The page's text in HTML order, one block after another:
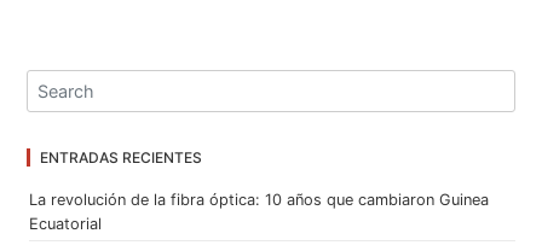
ENTRADAS RECIENTES
La revolución de la fibra óptica: 10 años que cambiaron Guinea
Ecuatorial